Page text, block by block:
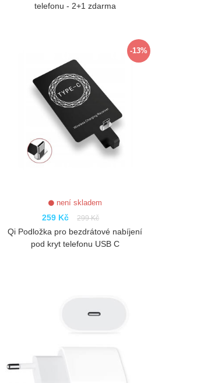
telefonu - 2+1 zdarma
-13%
není skladem
259 Kč 299 Kč
Qi Podložka pro bezdrátové nabíjení
pod kryt telefonu USB C